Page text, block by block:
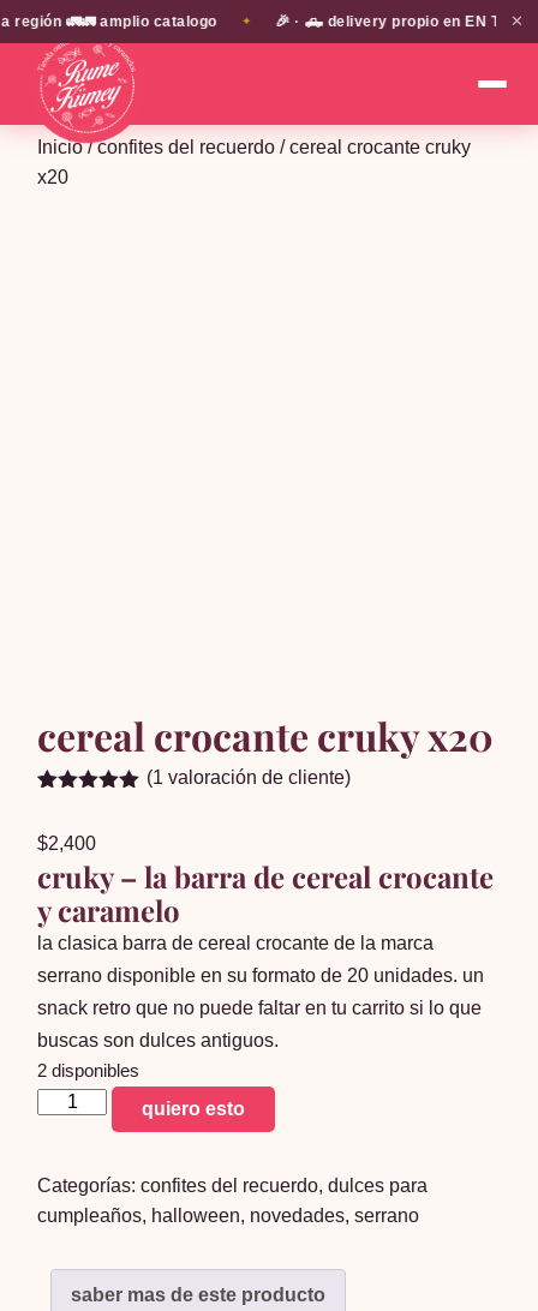
🚛🚛 amplio catalogo ✦ 🎉 · 🛻 delivery propio en EN TODA LA
✕
Inicio/confites del recuerdo / cereal crocante cruky
x20
cereal crocante cruky x20
5 basado
puntuación
de cliente
(1 valoración de cliente)
$2,400
cruky – la barra de cereal crocante
y caramelo
la clasica barra de cereal crocante de la marca
serrano disponible en su formato de 20 unidades. un
snack retro que no puede faltar en tu carrito si lo que
buscas son dulces antiguos.
2 disponibles
cereal
x20
cantidad
quiero esto
Categorías:confites del recuerdo,dulces para
cumpleaños, halloween, novedades,serrano
saber mas de este producto